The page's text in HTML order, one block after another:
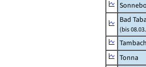
Bad
(bis
Tonna